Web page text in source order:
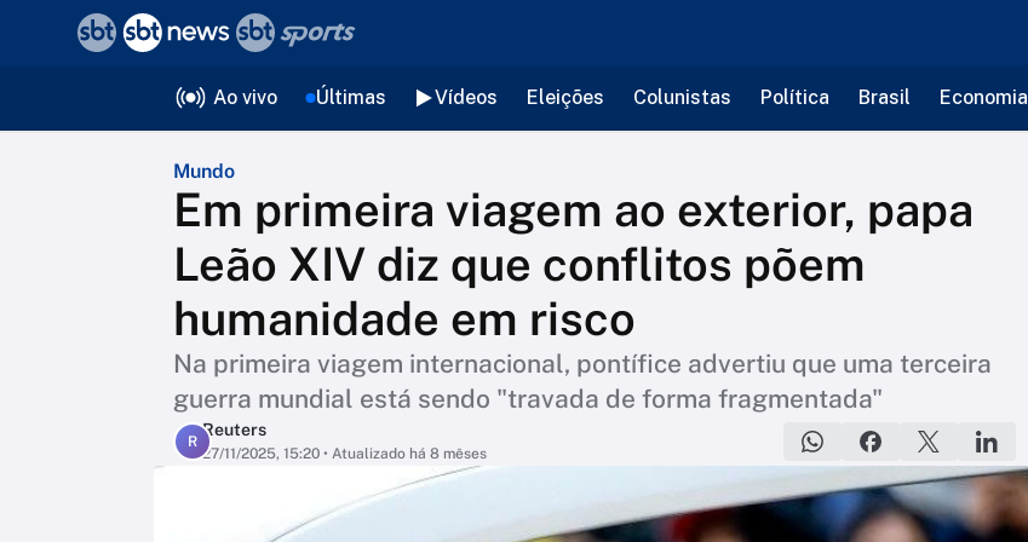
Ao vivo Últimas Vídeos Eleições Colunistas Política Brasil Economia
Mundo
Em primeira viagem ao exterior, papa
Leão XIV diz que conflitos põem
humanidade em risco
Na primeira viagem internacional, pontífice advertiu que uma terceira
guerra mundial está sendo "travada de forma fragmentada"
R
Reuters
27/11/2025, 15:20 • Atualizado há 8 mêses
voltar
Editorias